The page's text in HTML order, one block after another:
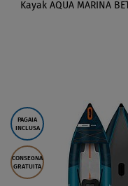
Kayak AQUA MARINA
SCHERMO
PAGAIA
INCLUSA
CONSEGNA
GRATUITA